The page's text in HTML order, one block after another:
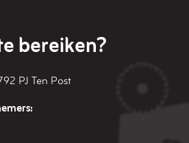
bereiken?
PJTen Post